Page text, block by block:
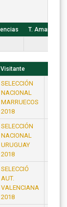
T. Amarillas
Visitante
SELECCIÓN
NACIONAL
MARRUECOS
2018
SELECCIÓN
NACIONAL
URUGUAY
2018
SELECCIÓ
AUT.
VALENCIANA
2018